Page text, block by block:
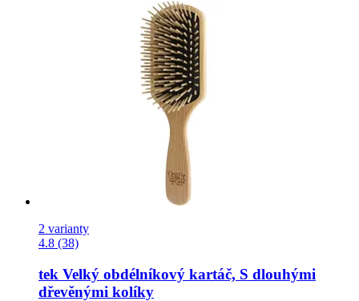
2 varianty
4.8 (38)
tek Velký obdélníkový kartáč, S dlouhými
dřevěnými kolíky